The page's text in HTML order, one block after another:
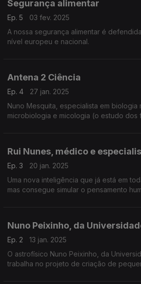
Segurança alimentar
Ep. 5
03 fev. 2025
A nossa segurança alimentar é
nível europeu e nacional.
Antena 2 Ciência
Ep. 4
27 jan. 2025
Nuno Mesquita, especialista em biologia
microbiologia e micologia (o estudo dos
Rui Nunes, médico e
Ep. 3
20 jan. 2025
Uma nova inteligência que já está em
mas consegue simular o pensamento
Nuno Peixinho, da
Ep. 2
13 jan. 2025
O astrofísico Nuno Peixinho, da
trabalha no projeto de criação de